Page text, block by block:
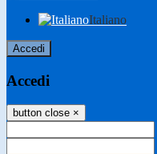
Italiano
Accedi
Accedi
button close ×